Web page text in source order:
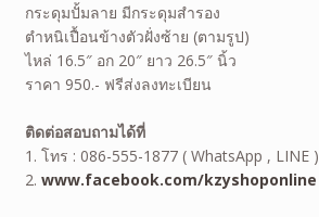
กระดุมปั้มลาย มีกระดุมสำรอง
ตำหนิเปื้อนข้างตัวฝั่งซ้าย (ตามรูป)
ไหล่ 16.5″ อก 20″ ยาว 26.5″ นิ้ว
ราคา 950.- ฟรีส่งลงทะเบียน
ติดต่อสอบถามได้ที่
1. โทร : 086-555-1877 ( WhatsApp , LINE )
2. www.facebook.com/kzyshoponline